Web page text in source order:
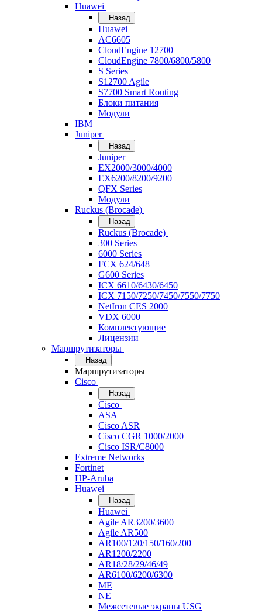
Huawei
Назад
Huawei
AC6605
CloudEngine 12700
CloudEngine 7800/6800/5800
S Series
S12700 Agile
S7700 Smart Routing
Блоки питания
Модули
IBM
Juniper
Назад
Juniper
EX2000/3000/4000
EX6200/8200/9200
QFX Series
Модули
Ruckus (Brocade)
Назад
Ruckus (Brocade)
300 Series
6000 Series
FCX 624/648
G600 Series
ICX 6610/6430/6450
ICX 7150/7250/7450/7550/7750
NetIron CES 2000
VDX 6000
Комплектующие
Лицензии
Маршрутизаторы
Назад
Маршрутизаторы
Cisco
Назад
Cisco
ASA
Cisco ASR
Cisco CGR 1000/2000
Cisco ISR/С8000
Extreme Networks
Fortinet
HP-Aruba
Huawei
Назад
Huawei
Agile AR3200/3600
Agile AR500
AR100/120/150/160/200
AR1200/2200
AR18/28/29/46/49
AR6100/6200/6300
ME
NE
Межсетевые экраны USG